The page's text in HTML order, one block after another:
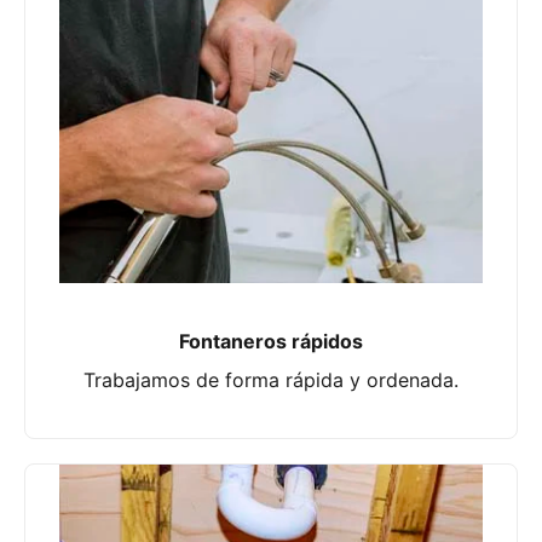
Fontaneros rápidos
Trabajamos de forma rápida y ordenada.